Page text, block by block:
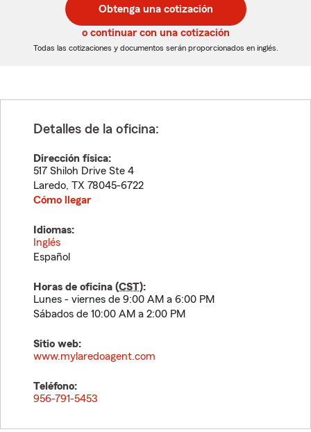
de
5
dígitos
de
5
dígitos
Obtenga una cotización
o continuar con una cotización
Todas las cotizaciones y documentos serán proporcionados en inglés.
Detalles de la oficina:
Dirección física:
517 Shiloh Drive Ste 4
Laredo, TX 78045-6722
Cómo llegar
Idiomas:
Inglés
Español
Horas de oficina (CST):
Lunes - viernes de 9:00 AM a 6:00 PM
Sábados de 10:00 AM a 2:00 PM
Sitio web:
www.mylaredoagent.com
Teléfono:
956-791-5453